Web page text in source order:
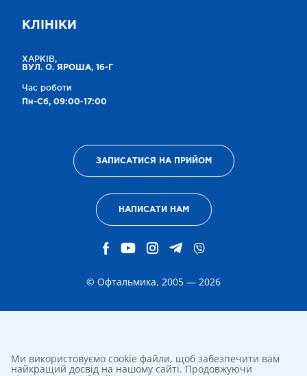
КЛІНІКИ
ХАРКІВ,
ВУЛ. О. ЯРОША, 16-Г
Час роботи
Пн-Сб, 09:00-17:00
ЗАПИСАТИСЯ НА ПРИЙОМ
НАПИСАТИ НАМ
© Офтальмика, 2005 — 2026
Ми використовуємо cookie файли, щоб забезпечити вам
найкращий досвід на нашому сайті. Продовжуючи